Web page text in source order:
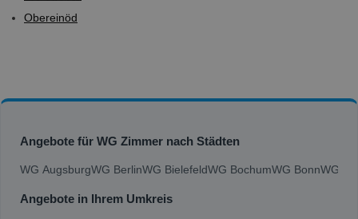
Obereinöd
Angebote für WG Zimmer nach Städten
WG AugsburgWG BerlinWG BielefeldWG BochumWG BonnWG
Angebote in Ihrem Umkreis